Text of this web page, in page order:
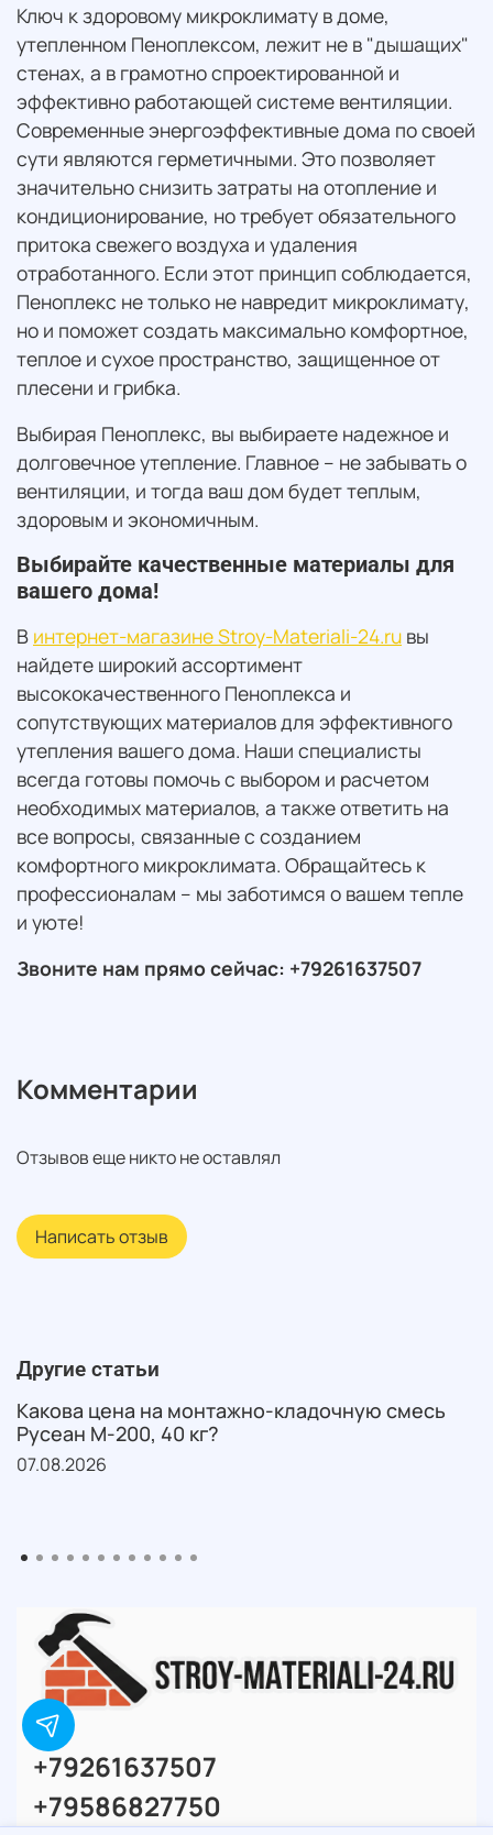
Ключ к здоровому микроклимату в доме,
утепленном Пеноплексом, лежит не в "дышащих"
стенах, а в грамотно спроектированной и
эффективно работающей системе вентиляции.
Современные энергоэффективные дома по своей
сути являются герметичными. Это позволяет
значительно снизить затраты на отопление и
кондиционирование, но требует обязательного
притока свежего воздуха и удаления
отработанного. Если этот принцип соблюдается,
Пеноплекс не только не навредит микроклимату,
но и поможет создать максимально комфортное,
теплое и сухое пространство, защищенное от
плесени и грибка.
Выбирая Пеноплекс, вы выбираете надежное и
долговечное утепление. Главное – не забывать о
вентиляции, и тогда ваш дом будет теплым,
здоровым и экономичным.
Выбирайте качественные материалы для
вашего дома!
В интернет-магазине Stroy-Materiali-24.ru вы
найдете широкий ассортимент
высококачественного Пеноплекса и
сопутствующих материалов для эффективного
утепления вашего дома. Наши специалисты
всегда готовы помочь с выбором и расчетом
необходимых материалов, а также ответить на
все вопросы, связанные с созданием
комфортного микроклимата. Обращайтесь к
профессионалам – мы заботимся о вашем тепле
и уюте!
Звоните нам прямо сейчас: +79261637507
Комментарии
Отзывов еще никто не оставлял
Написать отзыв
Другие статьи
Какова цена на монтажно-кладочную смесь
Русеан М-200, 40 кг?
07.08.2026
+79261637507
+79586827750